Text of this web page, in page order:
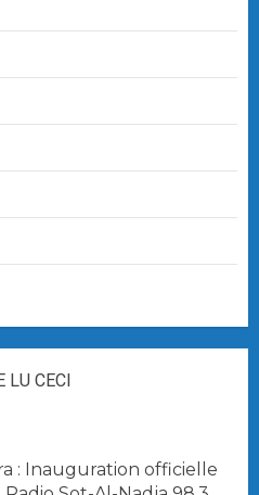
LU CECI
: Inauguration officielle